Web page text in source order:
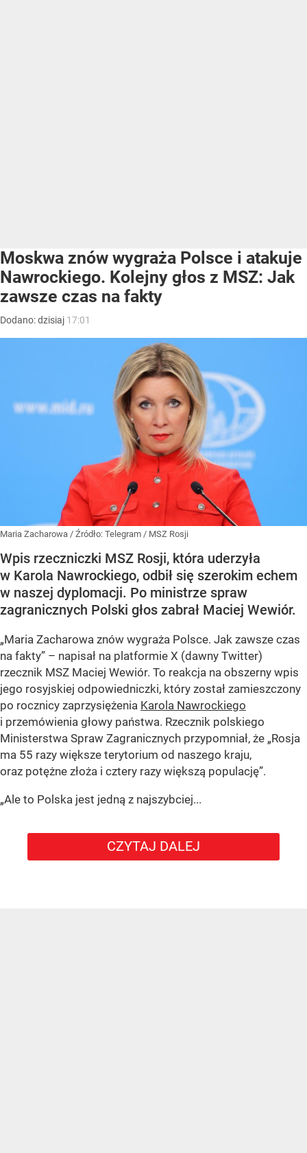
Moskwa znów wygraża Polsce i atakuje
Nawrockiego. Kolejny głos z MSZ: Jak
zawsze czas na fakty
Dodano:dzisiaj 17:01
Maria Zacharowa / Źródło: Telegram / MSZ Rosji
Wpis rzeczniczki MSZ Rosji, która uderzyła
w Karola Nawrockiego, odbił się szerokim echem
w naszej dyplomacji. Po ministrze spraw
zagranicznych Polski głos zabrał Maciej Wewiór.
„Maria Zacharowa znów wygraża Polsce. Jak zawsze czas
na fakty” – napisał na platformie X (dawny Twitter)
rzecznik MSZ Maciej Wewiór. To reakcja na obszerny wpis
jego rosyjskiej odpowiedniczki, który został zamieszczony
po rocznicy zaprzysiężenia Karola Nawrockiego
i przemówienia głowy państwa. Rzecznik polskiego
Ministerstwa Spraw Zagranicznych przypomniał, że „Rosja
ma 55 razy większe terytorium od naszego kraju,
oraz potężne złoża i cztery razy większą populację”.
„Ale to Polska jest jedną z najszybciej...
CZYTAJ DALEJ